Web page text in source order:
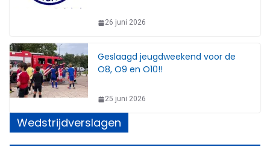
26 juni 2026
Geslaagd jeugdweekend voor de
O8, O9 en O10!!
25 juni 2026
Wedstrijdverslagen